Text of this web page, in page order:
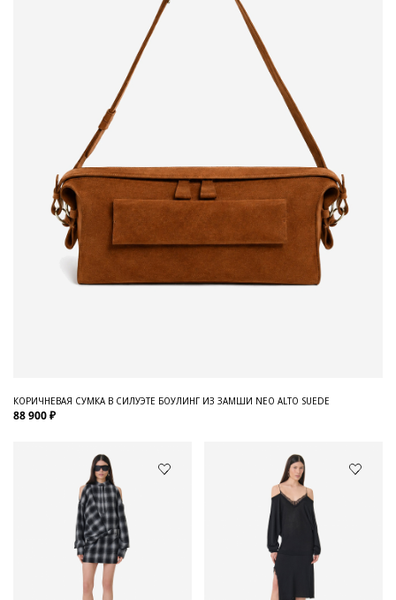
КОРИЧНЕВАЯ СУМКА В СИЛУЭТЕ БОУЛИНГ ИЗ ЗАМШИ NEO ALTO SUEDE
88 900 ₽